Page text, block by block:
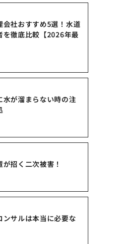
会社おすすめ5選！水道
を徹底比較【2026年最
水が溜まらない時の注
招く二次被害！
ンサルは本当に必要な